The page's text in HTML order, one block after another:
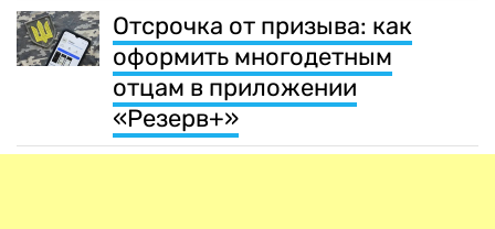
Отсрочка от призыва: как
оформить многодетным
отцам в приложении
«Резерв+»